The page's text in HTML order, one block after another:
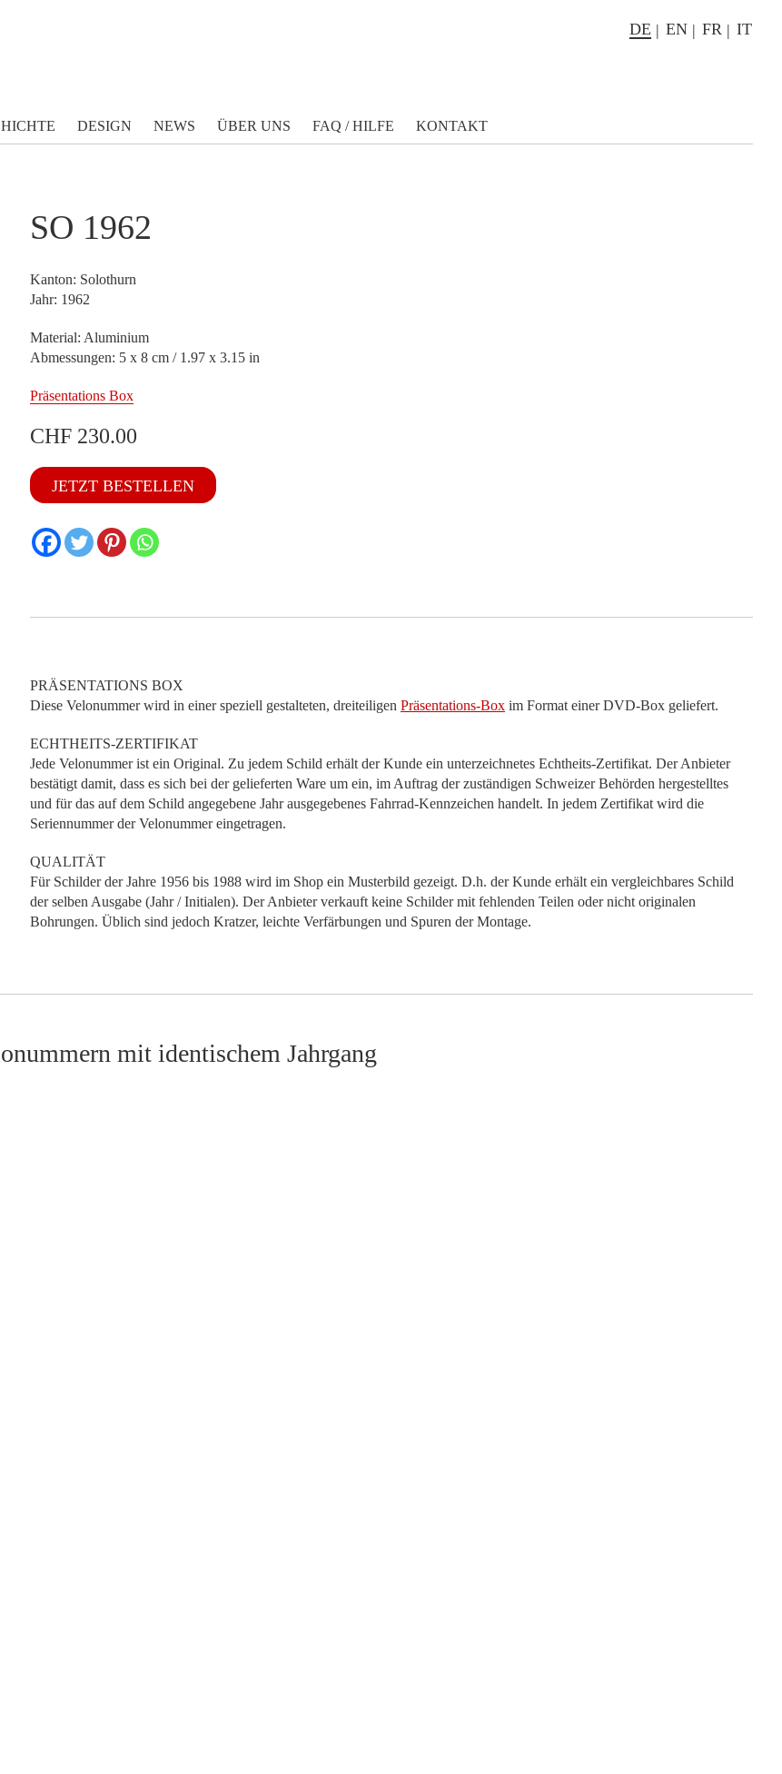
DESIGN NEWS ÜBER UNS FAQ / HILFE KONTAKT
DE EN FR IT
SO 1962
Kanton: Solothurn
Jahr: 1962
Material: Aluminium
Abmessungen: 5 x 8 cm / 1.97 x 3.15 in
Präsentations Box
CHF 230.00
SO
1962
Menge
JETZT BESTELLEN
PRÄSENTATIONS BOX
Diese Velonummer wird in einer speziell gestalteten, dreiteiligen Präsentations-Box im Format einer DVD-Box geliefert.
ECHTHEITS-ZERTIFIKAT
Jede Velonummer ist ein Original. Zu jedem Schild erhält der Kunde ein unterzeichnetes Echtheits-Zertifikat. Der Anbieter
bestätigt damit, dass es sich bei der gelieferten Ware um ein, im Auftrag der zuständigen Schweizer Behörden hergestelltes
und für das auf dem Schild angegebene Jahr ausgegebenes Fahrrad-Kennzeichen handelt. In jedem Zertifikat wird die
Seriennummer der Velonummer eingetragen.
QUALITÄT
Für Schilder der Jahre 1956 bis 1988 wird im Shop ein Musterbild gezeigt. D.h. der Kunde erhält ein vergleichbares Schild
der selben Ausgabe (Jahr / Initialen). Der Anbieter verkauft keine Schilder mit fehlenden Teilen oder nicht originalen
Bohrungen. Üblich sind jedoch Kratzer, leichte Verfärbungen und Spuren der Montage.
mit identischem Jahrgang